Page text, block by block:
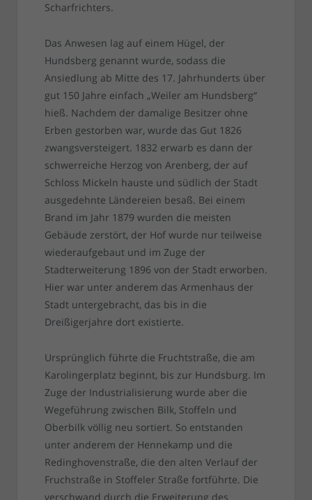
Scharfrichters.
Das Anwesen lag auf einem Hügel, der
Hundsberg genannt wurde, sodass die
Ansiedlung ab Mitte des 17. Jahrhunderts über
gut 150 Jahre einfach „Weiler am Hundsberg“
hieß. Nachdem der damalige Besitzer ohne
Erben gestorben war, wurde das Gut 1826
zwangsversteigert. 1832 erwarb es dann der
schwerreiche Herzog von Arenberg, der auf
Schloss Mickeln hauste und südlich der Stadt
ausgedehnte Ländereien besaß. Bei einem
Brand im Jahr 1879 wurden die meisten
Gebäude zerstört, der Hof wurde nur teilweise
wiederaufgebaut und im Zuge der
Stadterweiterung 1896 von der Stadt erworben.
Hier war unter anderem das Armenhaus der
Stadt untergebracht, das bis in die
Dreißigerjahre dort existierte.
Ursprünglich führte die Fruchtstraße, die am
Karolingerplatz beginnt, bis zur Hundsburg. Im
Zuge der Industrialisierung wurde aber die
Wegeführung zwischen Bilk, Stoffeln und
Oberbilk völlig neu sortiert. So entstanden
unter anderem der Hennekamp und die
Redinghovenstraße, die den alten Verlauf der
Fruchstraße in Stoffeler Straße fortführte. Die
verschwand durch die Erweiterung des